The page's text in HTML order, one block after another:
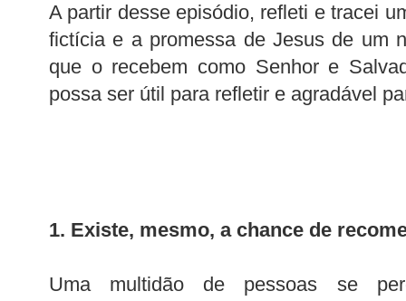
A partir desse episódio, refleti e tracei
fictícia e a promessa de Jesus de um
que o recebem como Senhor e
possa ser útil para refletir e agradável
1. Existe, mesmo, a chance de
Uma multidão de pessoas se